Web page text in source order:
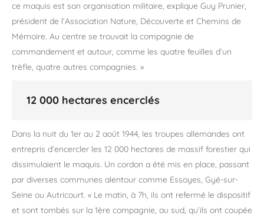
ce maquis est son organisation militaire, explique Guy Prunier,
président de l’Association Nature, Découverte et Chemins de
Mémoire. Au centre se trouvait la compagnie de
commandement et autour, comme les quatre feuilles d’un
trèfle, quatre autres compagnies. »
12 000 hectares encerclés
Dans la nuit du 1er au 2 août 1944, les troupes allemandes ont
entrepris d’encercler les 12 000 hectares de massif forestier qui
dissimulaient le maquis. Un cordon a été mis en place, passant
par diverses communes alentour comme Essoyes, Gyé-sur-
Seine ou Autricourt. « Le matin, à 7h, ils ont refermé le dispositif
et sont tombés sur la 1ère compagnie, au sud, qu’ils ont coupée